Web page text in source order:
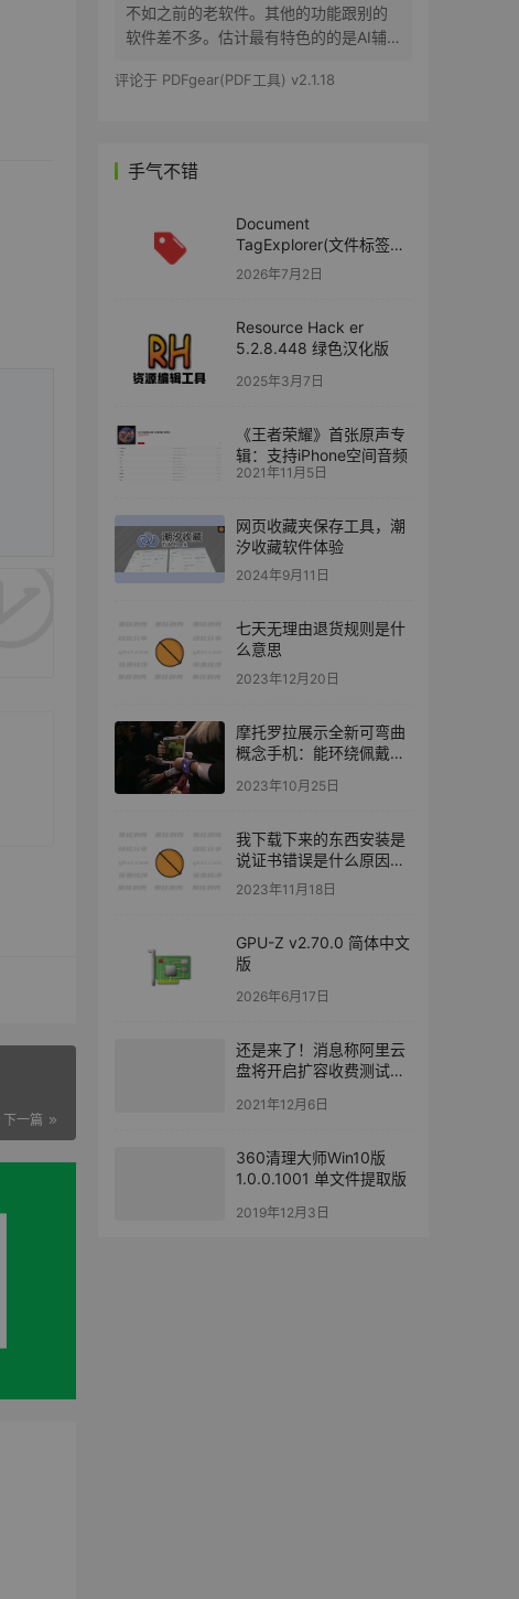
下一篇
不如之前的老软件。其他的功能跟别的
软件差不多。估计最有特色的的是AI辅
评论于 PDFgear(PDF工具) v2.1.18
手气不错
Document
TagExplorer(文件标签分
类管理工具) v7.5 绿色版
2026年7月2日
Resource Hack er
5.2.8.448 绿色汉化版
2025年3月7日
《王者荣耀》首张原声专
辑：支持iPhone空间音频
2021年11月5日
网页收藏夹保存工具，潮
汐收藏软件体验
2024年9月11日
七天无理由退货规则是什
么意思
2023年12月20日
摩托罗拉展示全新可弯曲
概念手机：能环绕佩戴到
2023年10月25日
我下载下来的东西安装是
说证书错误是什么原因
啊？
2023年11月18日
GPU-Z v2.70.0 简体中文
版
2026年6月17日
还是来了！消息称阿里云
盘将开启扩容收费测试：
2021年12月6日
360清理大师Win10版
1.0.0.1001 单文件提取版
2019年12月3日